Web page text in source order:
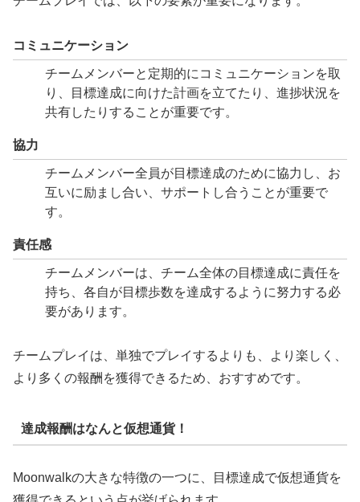
コミュニケーション
チームメンバーと定期的にコミュニケーションを取
り、目標達成に向けた計画を立てたり、進捗状況を
共有したりすることが重要です。
協力
チームメンバー全員が目標達成のために協力し、お
互いに励まし合い、サポートし合うことが重要で
す。
責任感
チームメンバーは、チーム全体の目標達成に責任を
持ち、各自が目標歩数を達成するように努力する必
要があります。
チームプレイは、単独でプレイするよりも、より楽しく、
より多くの報酬を獲得できるため、おすすめです。
達成報酬はなんと仮想通貨！
Moonwalkの大きな特徴の一つに、目標達成で仮想通貨を